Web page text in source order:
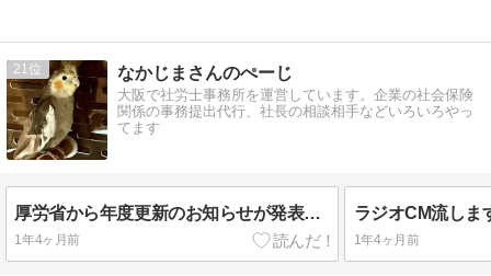
21 なかじまさんのぺーじ
大阪で社労士事務所を運営しています。企業の社会保険
関係の事務提出代行、社長の相談相手などいろいろやっ
てます
厚労省から年度更新のお知らせが発表されました
1年4ヶ月前
ラジオCM流しま
1年4ヶ月前